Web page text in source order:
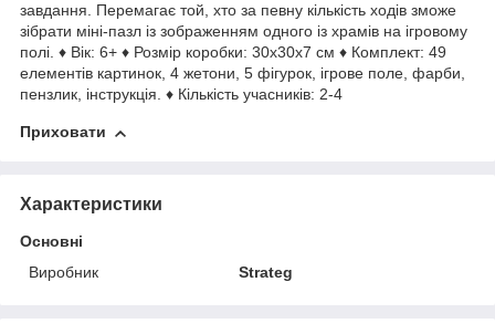
завдання. Перемагає той, хто за певну кількість ходів зможе
зібрати міні-пазл із зображенням одного із храмів на ігровому
полі. ♦ Вік: 6+ ♦ Розмір коробки: 30х30х7 см ♦ Комплект: 49
елементів картинок, 4 жетони, 5 фігурок, ігрове поле, фарби,
пензлик, інструкція. ♦ Кількість учасників: 2-4
Приховати
Характеристики
Основні
Виробник
Strateg